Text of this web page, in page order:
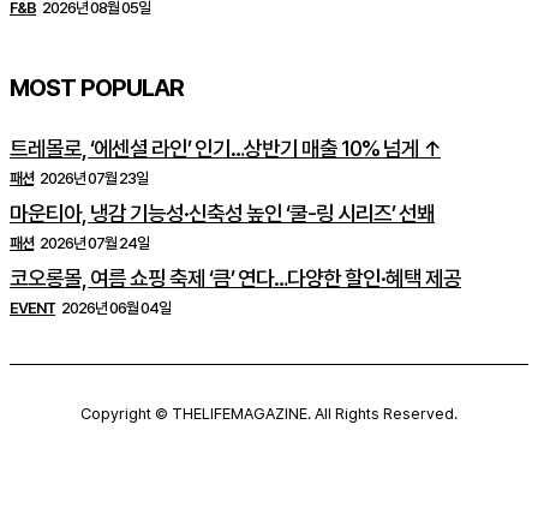
F&B 2026년 08월 05일
MOST POPULAR
트레몰로, ‘에센셜 라인’ 인기…상반기 매출 10% 넘게 ↑
패션 2026년 07월 23일
마운티아, 냉감 기능성·신축성 높인 ‘쿨-링 시리즈’ 선봬
패션 2026년 07월 24일
코오롱몰, 여름 쇼핑 축제 ‘큼’ 연다…다양한 할인·혜택 제공
EVENT 2026년 06월 04일
Copyright © THELIFEMAGAZINE. All Rights Reserved.